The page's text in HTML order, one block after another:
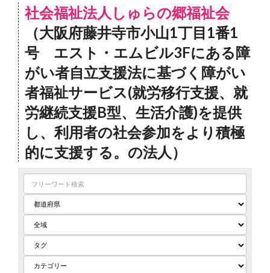
社会福祉法人しゅらの郷福祉会
（大阪府藤井寺市小山1丁目1番1
号 エスト・エムビル3Fにある障
がい者自立支援法に基づく障がい
者福祉サービス(就労移行支援、就
労継続支援B型、生活介護)を提供
し、利用者の社会参加をより積極
的に支援する。の法人）